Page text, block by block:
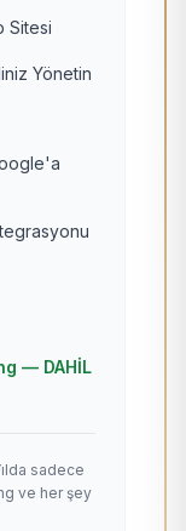
Sitesi
Yönetin
— DAHİL
sadece
ve her şey